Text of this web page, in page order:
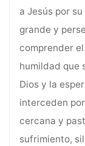
a Jesús por
grande y
comprender
humildad que
Dios y la
interceden
cercana y
sufrimiento,